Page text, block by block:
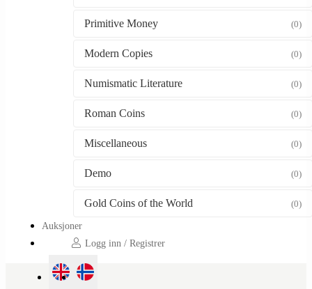
Primitive Money (0)
Modern Copies (0)
Numismatic Literature (0)
Roman Coins (0)
Miscellaneous (0)
Demo (0)
Gold Coins of the World (0)
Auksjoner
Logg inn / Registrer